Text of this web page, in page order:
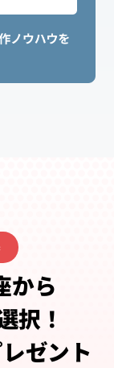
から
択！
ゼント